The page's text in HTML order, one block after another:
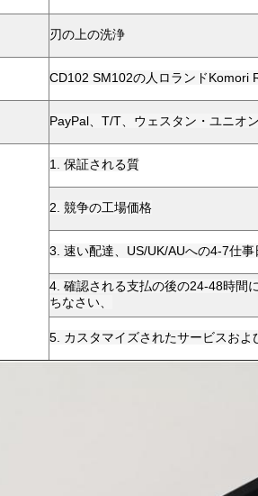
刃の上の洗浄
CD102 SM102の人ロランドKomori
PayPal、T/T、ウェスタン・ユニオン
1. 保証される質
2. 競争の工場価格
3. 速い配達、US/UK/AUへの4-7仕事
4. 確認される支払の後の24-48時間
ちなさい、
5. カスタマイズされたサービスお